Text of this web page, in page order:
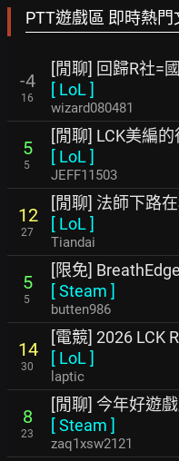
PTT遊戲區 即時熱門
-4
16
[閒聊] 回歸R社=
[ LoL ]
wizard080481
5
5
[閒聊] LCK美編
[ LoL ]
JEFF11503
12
27
[閒聊] 法師下路
[ LoL ]
Tiandai
5
5
[限免] BreathEdge
[Steam ]
butten986
14
30
[電競] 2026 LCK
[ LoL ]
laptic
8
23
[閒聊] 今年好遊
[Steam ]
zaq1xsw2121